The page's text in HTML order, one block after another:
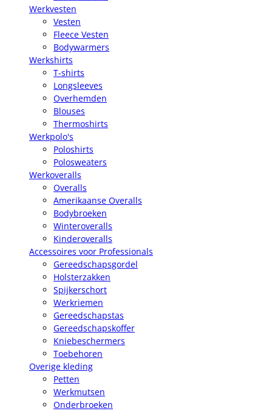
Werkvesten
Vesten
Fleece Vesten
Bodywarmers
Werkshirts
T-shirts
Longsleeves
Overhemden
Blouses
Thermoshirts
Werkpolo's
Poloshirts
Polosweaters
Werkoveralls
Overalls
Amerikaanse Overalls
Bodybroeken
Winteroveralls
Kinderoveralls
Accessoires voor Professionals
Gereedschapsgordel
Holsterzakken
Spijkerschort
Werkriemen
Gereedschapstas
Gereedschapskoffer
Kniebeschermers
Toebehoren
Overige kleding
Petten
Werkmutsen
Onderbroeken